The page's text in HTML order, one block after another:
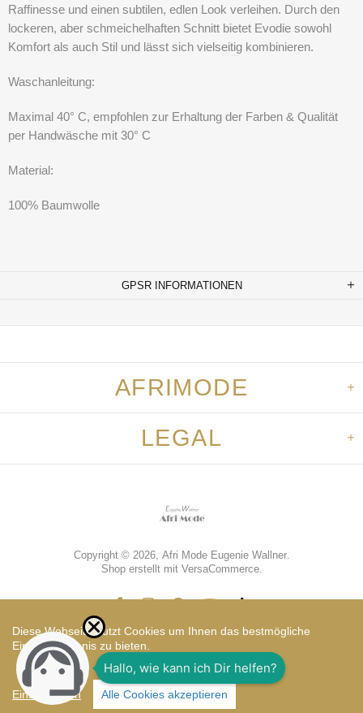
Raffinesse und einen subtilen, edlen Look verleihen. Durch den
lockeren, aber schmeichelhaften Schnitt bietet Evodie sowohl
Komfort als auch Stil und lässt sich vielseitig kombinieren.
Waschanleitung:
Maximal 40° C, empfohlen zur Erhaltung der Farben & Qualität
per Handwäsche mit 30° C
Material:
100% Baumwolle
GPSR INFORMATIONEN
AFRIMODE
LEGAL
Copyright © 2026, Afri Mode Eugenie Wallner.
Shop erstellt mit VersaCommerce.
Vorkasse
TOP
Diese Webseite nutzt Cookies um Ihnen das bestmögliche
Einkaufserlebnis zu bieten.
Einstellungen Alle Cookies akzeptieren